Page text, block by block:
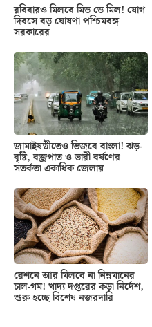
রবিবারও মিলবে মিড ডে মিল! যোগ
দিবসে বড় ঘোষণা পশ্চিমবঙ্গ
সরকারের
জামাইষষ্ঠীতেও ভিজবে বাংলা! ঝড়-
বৃষ্টি, বজ্রপাত ও ভারী বর্ষণের
সতর্কতা একাধিক জেলায়
রেশনে আর মিলবে না নিম্নমানের
চাল-গম! খাদ্য দপ্তরের কড়া নির্দেশ,
শুরু হচ্ছে বিশেষ নজরদারি